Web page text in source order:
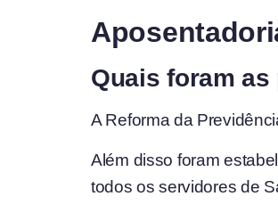
Quais foram
A Reforma da
Além disso foram
todos os servidores de